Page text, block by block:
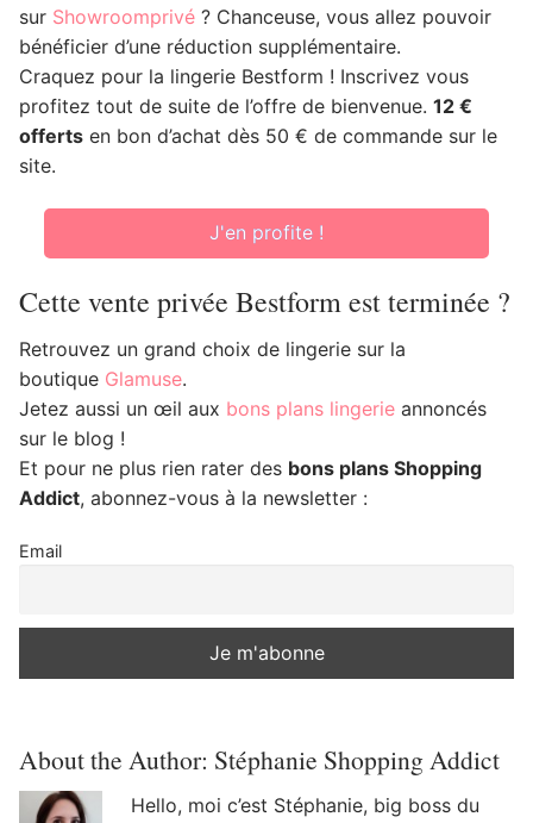
sur Showroomprivé ? Chanceuse, vous allez pouvoir
bénéficier d’une réduction supplémentaire.
Craquez pour la lingerie Bestform ! Inscrivez vous
profitez tout de suite de l’offre de bienvenue. 12 €
offerts en bon d’achat dès 50 € de commande sur le
site.
J'en profite !
Cette vente privée Bestform est terminée ?
Retrouvez un grand choix de lingerie sur la
boutique Glamuse.
Jetez aussi un œil aux bons plans lingerie annoncés
sur le blog !
Et pour ne plus rien rater des bons plans Shopping
Addict, abonnez-vous à la newsletter :
Email
About the Author: Stéphanie Shopping Addict
Hello, moi c’est Stéphanie, big boss du